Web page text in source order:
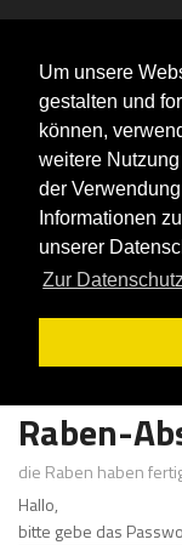
Um unsere
gestalten und
können,
weitere
der
Informationen
unserer
Zur
Fotos rund um den
Raben-
die Raben haben
Hallo,
bitte gebe das